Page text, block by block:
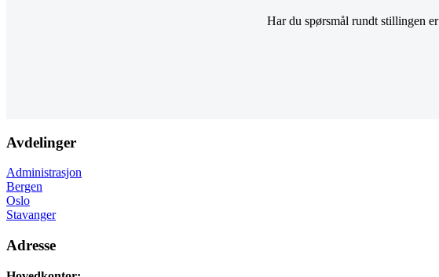
Har du spørsmål rundt stillingen
Avdelinger
Administrasjon
Bergen
Oslo
Stavanger
Adresse